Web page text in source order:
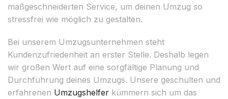
maßgeschneiderten Service, um deinen Umzug so
stressfrei wie möglich zu gestalten.
Bei unserem Umzugsunternehmen steht
Kundenzufriedenheit an erster Stelle. Deshalb legen
wir großen Wert auf eine sorgfältige Planung und
Durchführung deines Umzugs. Unsere geschulten und
erfahrenen Umzugshelfer kümmern sich um das